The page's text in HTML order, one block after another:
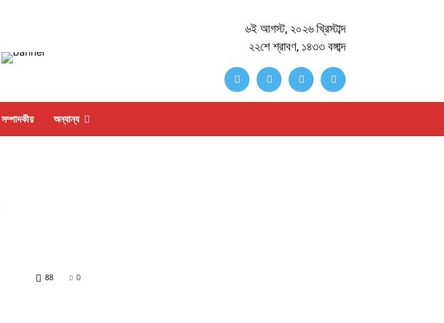
৬ই আগস্ট, ২০২৬ খ্রিস্টাব্দ
২২শে শ্রাবণ, ১৪৩৩ বঙ্গাব্দ
সম্পাদকীয় অন্যান্য
0
88